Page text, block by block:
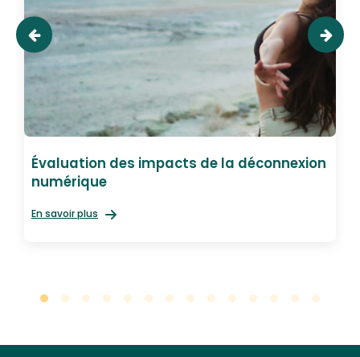
Évaluation des impacts de la déconnexion
numérique
En savoir plus